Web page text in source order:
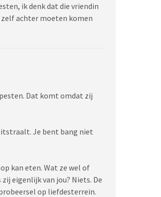
ik denk dat die vriendin
zelf achter moeten komen
Dat komt omdat zij
Je bent bang niet
kan eten. Wat ze wel of
eigenlijk van jou? Niets. De
op liefdesterrein.